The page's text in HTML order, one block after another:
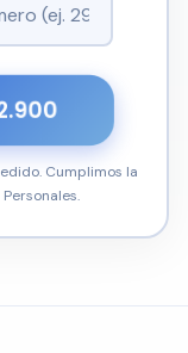
Cumplimos la